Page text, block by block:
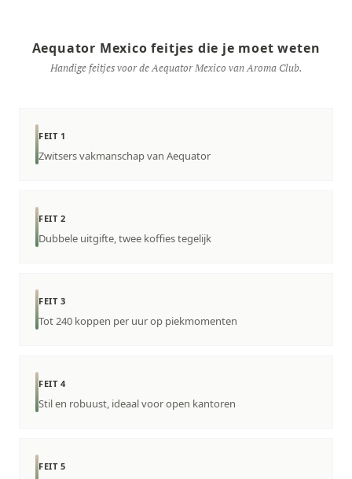
Aequator Mexico feitjes die je moet weten
Handige feitjes voor de Aequator Mexico van Aroma Club.
FEIT 1
Zwitsers vakmanschap van Aequator
FEIT 2
Dubbele uitgifte, twee koffies tegelijk
FEIT 3
Tot 240 koppen per uur op piekmomenten
FEIT 4
Stil en robuust, ideaal voor open kantoren
FEIT 5